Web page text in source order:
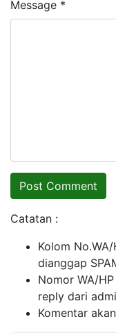
Message *
Catatan :
Kolom
dianggap
Nomor WA/
reply dari
Komentar